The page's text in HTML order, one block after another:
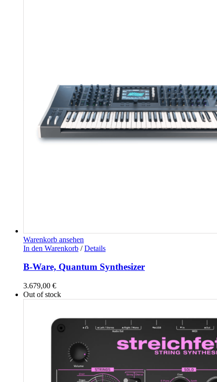
Warenkorb ansehen
In den Warenkorb / Details
B-Ware, Quantum Synthesizer
3.679,00 €
Out of stock